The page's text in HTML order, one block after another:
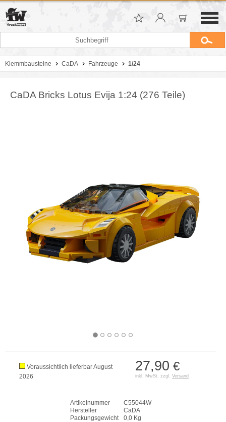
Klemmbausteine CaDA Fahrzeuge 1/24
CaDA Bricks Lotus Evija 1:24 (276 Teile)
27,90 €
inkl. MwSt. zzgl. Versand
Voraussichtlich lieferbar August
2026
Artikelnummer
C55044W
Hersteller
CaDA
Packungsgewicht
0,0 Kg